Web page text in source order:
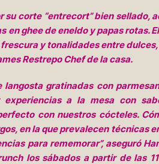
su corte “entrecort” bien sellado,
en ghee de eneldo y papas rotas.
y tonalidades entre
Restrepo Chef de la casa.
langosta gratinadas con
experiencias a la mesa con
con nuestros cócteles.
en la que prevalecen técnicas
para rememorar”, aseguró
los sábados a partir de las